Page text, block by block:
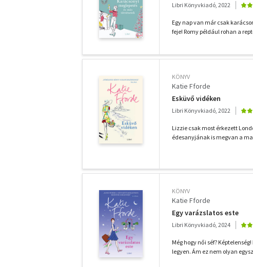
Libri Könyvkiadó, 2022
Egy nap van már csak
feje! Romy például rohan a
KÖNYV
Katie Fforde
Esküvő vidéken
Libri Könyvkiadó, 2022
Lizzie csak most érkezett
édesanyjának is megvan a
KÖNYV
Katie Fforde
Egy varázslatos este
Libri Könyvkiadó, 2024
Még hogy női séf?
legyen. Ám ez nem olyan